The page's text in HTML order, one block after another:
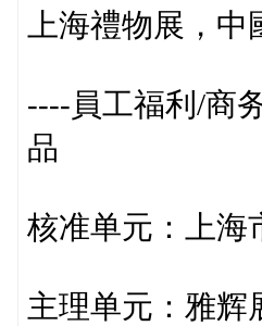
上海禮物展，
----員工福利/商
品
核准单元：上海
主理单元：雅辉